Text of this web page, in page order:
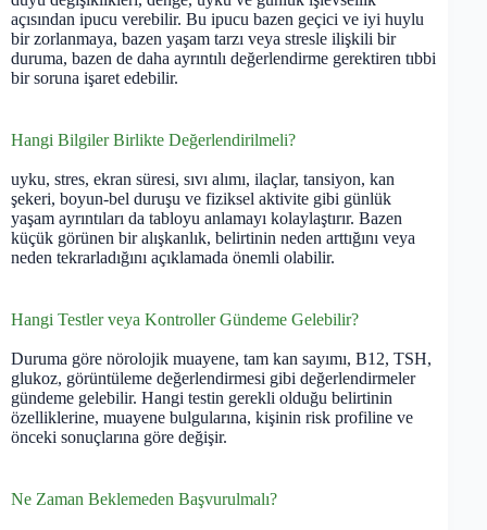
açısından ipucu verebilir. Bu ipucu bazen geçici ve iyi huylu
bir zorlanmaya, bazen yaşam tarzı veya stresle ilişkili bir
duruma, bazen de daha ayrıntılı değerlendirme gerektiren tıbbi
bir soruna işaret edebilir.
Hangi Bilgiler Birlikte Değerlendirilmeli?
uyku, stres, ekran süresi, sıvı alımı, ilaçlar, tansiyon, kan
şekeri, boyun-bel duruşu ve fiziksel aktivite gibi günlük
yaşam ayrıntıları da tabloyu anlamayı kolaylaştırır. Bazen
küçük görünen bir alışkanlık, belirtinin neden arttığını veya
neden tekrarladığını açıklamada önemli olabilir.
Hangi Testler veya Kontroller Gündeme Gelebilir?
Duruma göre nörolojik muayene, tam kan sayımı, B12, TSH,
glukoz, görüntüleme değerlendirmesi gibi değerlendirmeler
gündeme gelebilir. Hangi testin gerekli olduğu belirtinin
özelliklerine, muayene bulgularına, kişinin risk profiline ve
önceki sonuçlarına göre değişir.
Ne Zaman Beklemeden Başvurulmalı?